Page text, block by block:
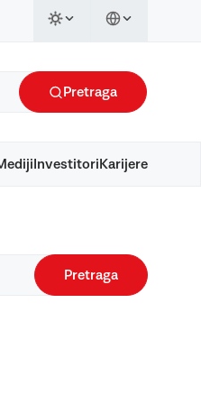
Pretraga
Investitori Karijere
Pretraga